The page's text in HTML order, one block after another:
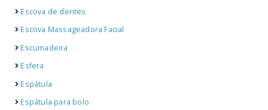
Escova de dentes
Escova Massageadora Facial
Escumadeira
Esfera
Espátula
Espátula para bolo